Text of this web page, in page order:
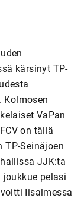
kärsinyt TP-
Kolmosen
VaPan
on tällä
TP-Seinäjoen
JJK:ta
joukkue pelasi
Iisalmessa